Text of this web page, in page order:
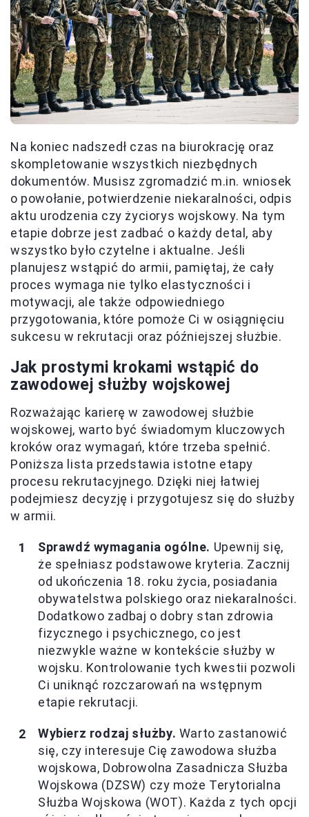
Na koniec nadszedł czas na biurokrację oraz
skompletowanie wszystkich niezbędnych
dokumentów. Musisz zgromadzić m.in. wniosek
o powołanie, potwierdzenie niekaralności, odpis
aktu urodzenia czy życiorys wojskowy. Na tym
etapie dobrze jest zadbać o każdy detal, aby
wszystko było czytelne i aktualne. Jeśli
planujesz wstąpić do armii, pamiętaj, że cały
proces wymaga nie tylko elastyczności i
motywacji, ale także odpowiedniego
przygotowania, które pomoże Ci w osiągnięciu
sukcesu w rekrutacji oraz późniejszej służbie.
Jak prostymi krokami wstąpić do
zawodowej służby wojskowej
Rozważając karierę w zawodowej służbie
wojskowej, warto być świadomym kluczowych
kroków oraz wymagań, które trzeba spełnić.
Poniższa lista przedstawia istotne etapy
procesu rekrutacyjnego. Dzięki niej łatwiej
podejmiesz decyzję i przygotujesz się do służby
w armii.
Sprawdź wymagania ogólne. Upewnij się,
że spełniasz podstawowe kryteria. Zacznij
od ukończenia 18. roku życia, posiadania
obywatelstwa polskiego oraz niekaralności.
Dodatkowo zadbaj o dobry stan zdrowia
fizycznego i psychicznego, co jest
niezwykle ważne w kontekście służby w
wojsku. Kontrolowanie tych kwestii pozwoli
Ci uniknąć rozczarowań na wstępnym
etapie rekrutacji.
Wybierz rodzaj służby. Warto zastanowić
się, czy interesuje Cię zawodowa służba
wojskowa, Dobrowolna Zasadnicza Służba
Wojskowa (DZSW) czy może Terytorialna
Służba Wojskowa (WOT). Każda z tych opcji